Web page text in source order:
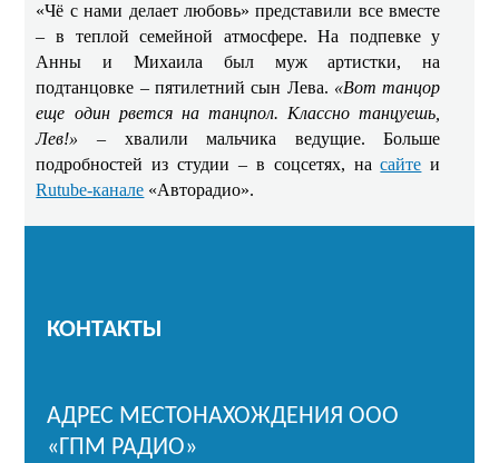
«Чё с нами делает любовь» представили все вместе
– в теплой семейной атмосфере. На подпевке у
Анны и Михаила был муж артистки, на
подтанцовке – пятилетний сын Лева. «Вот танцор
еще один рвется на танцпол. Классно танцуешь,
Лев!» – хвалили мальчика ведущие. Больше
подробностей из студии – в соцсетях, насайте и
Rutube-канале «Авторадио».
КОНТАКТЫ
АДРЕС МЕСТОНАХОЖДЕНИЯ ООО
«ГПМ РАДИО»